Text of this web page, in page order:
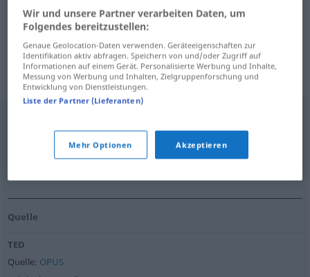
Beispielsätze aus externen Quellen
für "obliquely"
(nicht von der Langenscheidt Redaktion
geprüft)
Quelle
TED
Quelle: OPUS
Wir und unsere Partner verarbeiten Daten, um
Folgendes bereitzustellen:
Genaue Geolocation-Daten verwenden. Geräteeigenschaften zur
Identifikation aktiv abfragen. Speichern von und/oder Zugriff auf
Informationen auf einem Gerät. Personalisierte Werbung und Inhalte,
Messung von Werbung und Inhalten, Zielgruppenforschung und
Entwicklung von Dienstleistungen.
Liste der Partner (Lieferanten)
Mehr Optionen Akzeptieren